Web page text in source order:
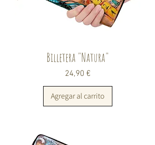
Billetera "Natura"
Precio
24,90 €
Agregar al carrito